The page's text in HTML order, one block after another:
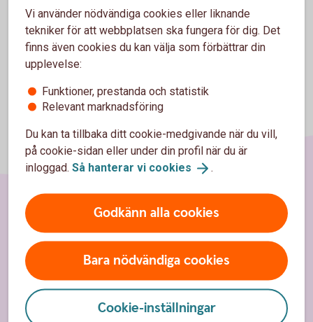
Vi använder nödvändiga cookies eller liknande
tekniker för att webbplatsen ska fungera för dig. Det
finns även cookies du kan välja som förbättrar din
upplevelse:
Funktioner, prestanda och statistik
Relevant marknadsföring
Du kan ta tillbaka ditt cookie-medgivande när du vill,
på cookie-sidan eller under din profil när du är
inloggad. Så hanterar vi cookies .
Godkänn alla cookies
Bara nödvändiga cookies
Cookie-inställningar
Sidfot
Hitta snabbt
Kundservice
Spärrhjälp
Hitta bankkontor